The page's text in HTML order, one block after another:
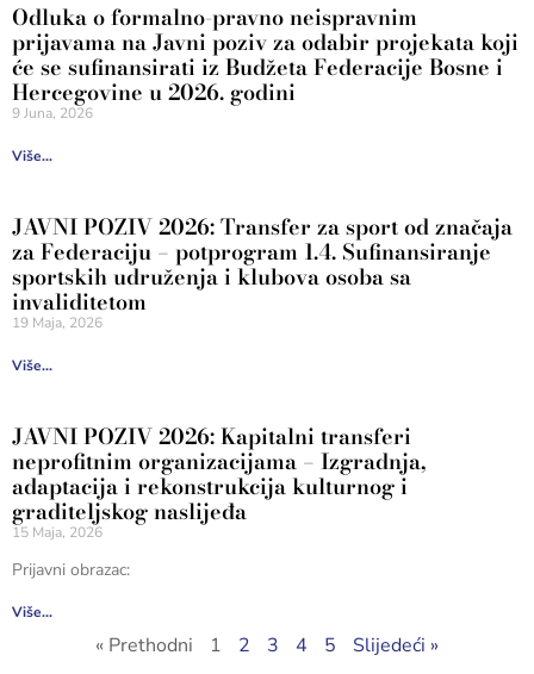
Odluka o formalno-pravno neispravnim
prijavama na Javni poziv za odabir projekata koji
će se sufinansirati iz Budžeta Federacije Bosne i
Hercegovine u 2026. godini
9 Juna, 2026
Više...
JAVNI POZIV 2026: Transfer za sport od značaja
za Federaciju – potprogram 1.4. Sufinansiranje
sportskih udruženja i klubova osoba sa
invaliditetom
19 Maja, 2026
Više...
JAVNI POZIV 2026: Kapitalni transferi
neprofitnim organizacijama – Izgradnja,
adaptacija i rekonstrukcija kulturnog i
graditeljskog naslijeđa
15 Maja, 2026
Prijavni obrazac:
Više...
« Prethodni 1 2 3 4 5 Slijedeći »